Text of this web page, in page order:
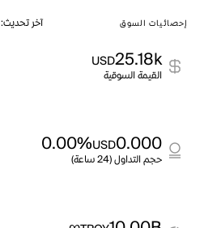
إحصائيات السوق آخر تحديث:
25.18k
USD
القيمة السوقية
0.000
USD
0.00%
حجم التداول (24 ساعة)